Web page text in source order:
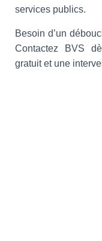
services publics.
Besoin d’un
Contactez BVS
gratuit et une